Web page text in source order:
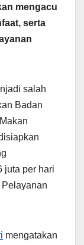
mengacu
serta
salah
Badan
juta per hari
mengatakan